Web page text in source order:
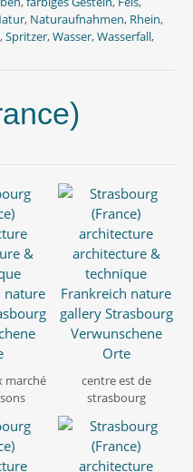
, Naturaufnahmen, Rhein,
,Spritzer,Wasser,Wasserfall,
marché
centre est de
strasbourg